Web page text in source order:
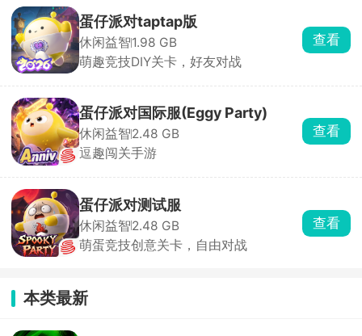
蛋仔派对taptap版
休闲益智1.98 GB
萌趣竞技DIY关卡，好友对战
查看
蛋仔派对国际服(Eggy Party)
休闲益智2.48 GB
逗趣闯关手游
查看
蛋仔派对测试服
休闲益智2.48 GB
萌蛋竞技创意关卡，自由对战
查看
本类最新